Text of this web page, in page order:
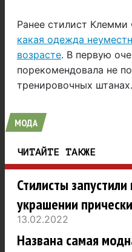
Ранее стилист Клемми
какая одежда
возрасте. В первую
порекомендовала не
тренировочных штанах.
МОДА
ЧИТАЙТЕ ТАКЖЕ
Стилисты
украшении прически
13.02.2022
Названа самая